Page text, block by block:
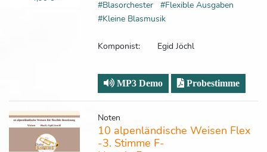
#Blasorchester
#Flexible Ausgaben
#Kleine Blasmusik
Komponist: Egid Jöchl
MP3 Demo Probestimme
Noten
10 alpenländische Weisen Flex
-3. Stimme F-